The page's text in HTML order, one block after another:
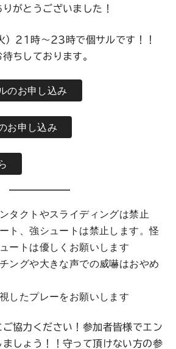
がとうございました！
21時〜23時で個サルです！！
ちしております。
のお申し込み
お申し込み
タクトやスライディングは禁止
ト、強シュートは禁止します。怪
ートは優しくお願いします
ングや大きな声での威嚇はおやめ
したプレーをお願いします
協力ください！参加者皆様でエン
しょう！！守って頂けない方の参